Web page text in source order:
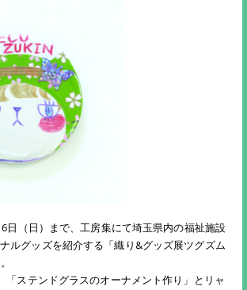
日（日）まで、工房集にて埼玉県内の福祉施設
ルグッズを紹介する「織り&グッズ展ツグズム
「ステンドグラスのオーナメント作り」とリャ